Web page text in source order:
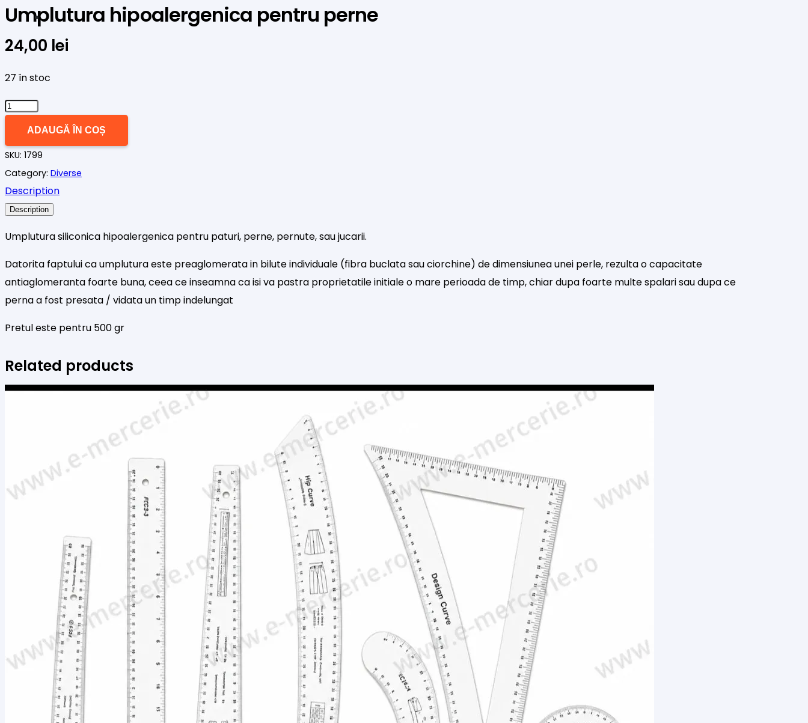
Umplutura hipoalergenica pentru perne
24,00 lei
27 în stoc
Cantitate
Umplutura
hipoalergenica
pentru
perne
ADAUGĂ ÎN COȘ
SKU: 1799
Category: Diverse
Description
Description
Umplutura siliconica hipoalergenica pentru paturi, perne, pernute, sau jucarii.
Datorita faptului ca umplutura este preaglomerata in bilute individuale (fibra buclata sau ciorchine) de dimensiunea unei perle, rezulta o capacitate
antiaglomeranta foarte buna, ceea ce inseamna ca isi va pastra proprietatile initiale o mare perioada de timp, chiar dupa foarte multe spalari sau dupa ce
perna a fost presata / vidata un timp indelungat
Pretul este pentru 500 gr
Related products